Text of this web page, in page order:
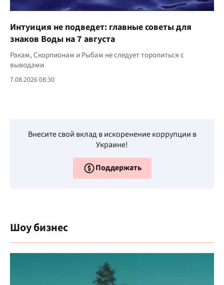
Интуиция не подведет: главные советы для
знаков Воды на 7 августа
Ракам, Скорпионам и Рыбам не следует торопиться с
выводами
7.08.2026 08:30
Внесите свой вклад в искоренение коррупции в
Украине!
Поддержать
Шоу бизнес